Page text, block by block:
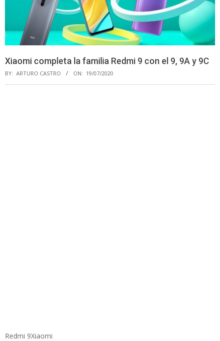
Xiaomi completa la familia Redmi 9 con el 9, 9A y 9C
BY: ARTURO CASTRO ON: 19/07/2020
Redmi 9Xiaomi